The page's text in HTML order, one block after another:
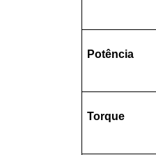
Potência
Torque